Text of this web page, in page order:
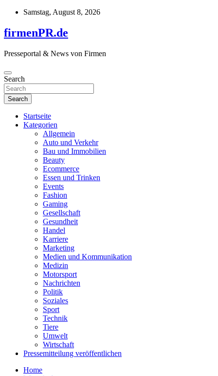
Skip
content
Samstag, August 8, 2026
firmenPR.de
Presseportal & News von Firmen
Search
Search
Startseite
Kategorien
Allgemein
Auto und Verkehr
Bau und Immobilien
Beauty
Ecommerce
Essen und Trinken
Events
Fashion
Gaming
Gesellschaft
Gesundheit
Handel
Karriere
Marketing
Medien und Kommunikation
Medizin
Motorsport
Nachrichten
Politik
Soziales
Sport
Technik
Tiere
Umwelt
Wirtschaft
Pressemitteilung veröffentlichen
Home